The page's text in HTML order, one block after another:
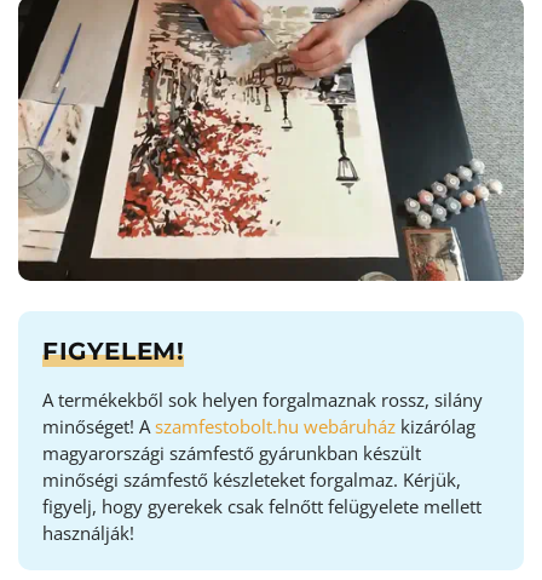
FIGYELEM!
A termékekből sok helyen forgalmaznak rossz, silány
minőséget! Aszamfestobolt.hu webáruház kizárólag
magyarországi számfestő gyárunkban készült
minőségi számfestő készleteket forgalmaz. Kérjük,
figyelj, hogy gyerekek csak felnőtt felügyelete mellett
használják!